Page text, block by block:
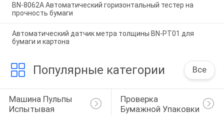
BN-8062A Автоматический горизонтальный тестер на
прочность бумаги
Автоматический датчик метра толщины BN-PT01 для
бумаги и картона
Популярные категории Все
Машина Пульпы
Испытывая
Проверка
Бумажной Упаковки